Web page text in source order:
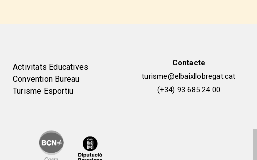
Peu
de
Activitats Educatives
Convention Bureau
Turisme Esportiu
Contacte
turisme@elbaixllobregat.cat
(+34) 93 685 24 00